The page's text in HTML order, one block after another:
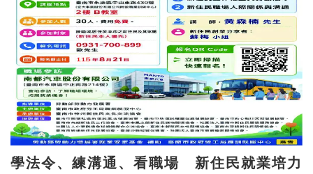
學法令、練溝通、看職場 新住民就業培力